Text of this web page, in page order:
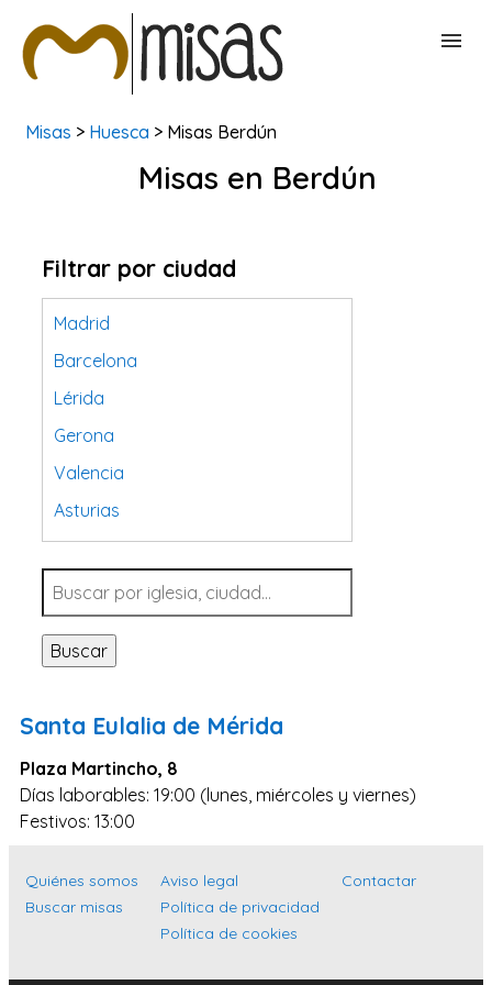
BUSCAR MISAS
Misas > Huesca > Misas Berdún
Misas en Berdún
Filtrar por ciudad
Madrid
Barcelona
Lérida
Gerona
Valencia
Asturias
Tarragona
Navarra
Valladolid
Sevilla
Santa Cruz de Tenerife
Cantabria
Islas Baleares
Málaga
Buscar
Santa Eulalia de Mérida
Plaza Martincho, 8
Días laborables: 19:00 (lunes, miércoles y viernes)
Festivos: 13:00
Quiénes somos
Buscar misas
Aviso legal
Política de privacidad
Política de cookies
Contactar